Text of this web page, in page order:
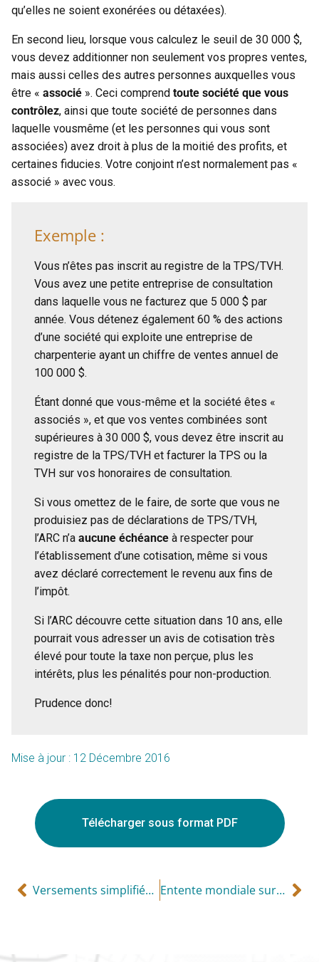
qu’elles ne soient exonérées ou détaxées).
En second lieu, lorsque vous calculez le seuil de 30 000 $,
vous devez additionner non seulement vos propres ventes,
mais aussi celles des autres personnes auxquelles vous
être « associé ». Ceci comprend toute société que vous
contrôlez, ainsi que toute société de personnes dans
laquelle vousmême (et les personnes qui vous sont
associées) avez droit à plus de la moitié des profits, et
certaines fiducies. Votre conjoint n’est normalement pas «
associé » avec vous.
Exemple :
Vous n’êtes pas inscrit au registre de la TPS/TVH.
Vous avez une petite entreprise de consultation
dans laquelle vous ne facturez que 5 000 $ par
année. Vous détenez également 60 % des actions
d’une société qui exploite une entreprise de
charpenterie ayant un chiffre de ventes annuel de
100 000 $.
Étant donné que vous-même et la société êtes «
associés », et que vos ventes combinées sont
supérieures à 30 000 $, vous devez être inscrit au
registre de la TPS/TVH et facturer la TPS ou la
TVH sur vos honoraires de consultation.
Si vous omettez de le faire, de sorte que vous ne
produisiez pas de déclarations de TPS/TVH,
l’ARC n’a aucune échéance à respecter pour
l’établissement d’une cotisation, même si vous
avez déclaré correctement le revenu aux fins de
l’impôt.
Si l’ARC découvre cette situation dans 10 ans, elle
pourrait vous adresser un avis de cotisation très
élevé pour toute la taxe non perçue, plus les
intérêts, plus les pénalités pour non-production.
Prudence donc!
Mise à jour : 12 Décembre 2016
Télécharger sous format PDF
Versements simplifiés si vous avez les fonds requis Entente mondiale sur la déclaration des comptes de banque étrangers